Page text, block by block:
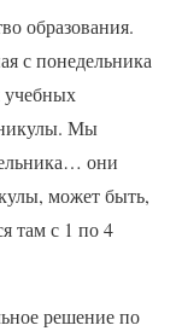
образования.
с понедельника
Мы
они
может быть,
там с 1 по 4
решение по